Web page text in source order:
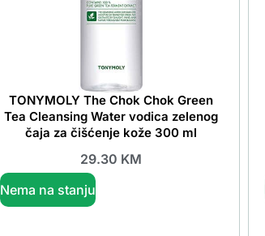
TONYMOLY The Chok Chok Green
Tea Cleansing Water vodica zelenog
čaja za čišćenje kože 300 ml
29.30 KM
Nema na stanju